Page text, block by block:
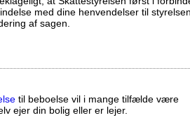
med dine henvendelser til styrelsen
af sagen.
til beboelse vil i mange tilfælde være
ejer din bolig eller er lejer.